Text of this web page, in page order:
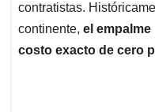
contratistas.
continente, el
costo exacto de cero